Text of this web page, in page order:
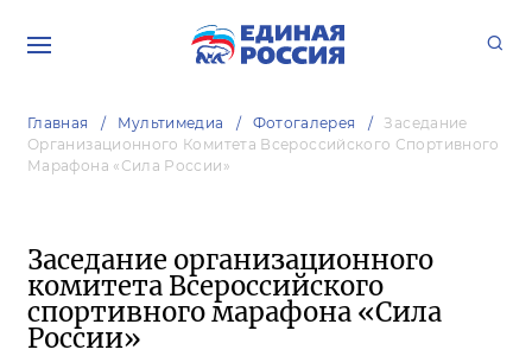
Главная Мультимедиа Фотогалерея
Заседание
Организационного Комитета Всероссийского Спортивного
Марафона «Сила России»
Заседание организационного
комитета Всероссийского
спортивного марафона «Сила
России»